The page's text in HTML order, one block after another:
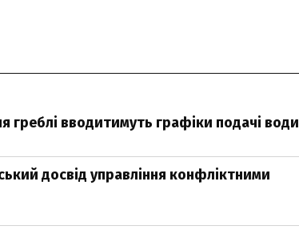
греблі вводитимуть графіки подачі води
досвід управління конфліктними